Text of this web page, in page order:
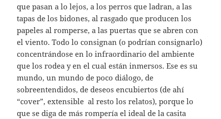
que pasan a lo lejos, a los perros que ladran, a las
tapas de los bidones, al rasgado que producen los
papeles al romperse, a las puertas que se abren con
el viento. Todo lo consignan (o podrían consignarlo)
concentrándose en lo infraordinario del ambiente
que los rodea y en el cual están inmersos. Ese es su
mundo, un mundo de poco diálogo, de
sobreentendidos, de deseos encubiertos (de ahí
“cover”, extensible al resto los relatos), porque lo
que se diga de más rompería el ideal de la casita